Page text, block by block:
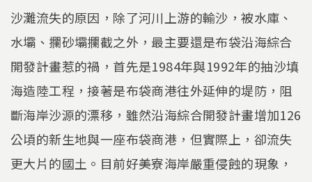
沙灘流失的原因，除了河川上游的輸沙，被水庫、
水壩、攔砂壩攔截之外，最主要還是布袋沿海綜合
開發計畫惹的禍，首先是1984年與1992年的抽沙填
海造陸工程，接著是布袋商港往外延伸的堤防，阻
斷海岸沙源的漂移，雖然沿海綜合開發計畫增加126
公頃的新生地與一座布袋商港，但實際上，卻流失
更大片的國土。目前好美寮海岸嚴重侵蝕的現象，